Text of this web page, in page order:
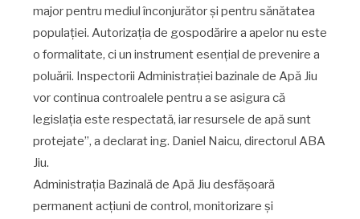
major pentru mediul înconjurător și pentru sănătatea
populației. Autorizația de gospodărire a apelor nu este
o formalitate, ci un instrument esențial de prevenire a
poluării. Inspectorii Administrației bazinale de Apă Jiu
vor continua controalele pentru a se asigura că
legislația este respectată, iar resursele de apă sunt
protejate”, a declarat ing. Daniel Naicu, directorul ABA
Jiu.
Administrația Bazinală de Apă Jiu desfășoară
permanent acțiuni de control, monitorizare și